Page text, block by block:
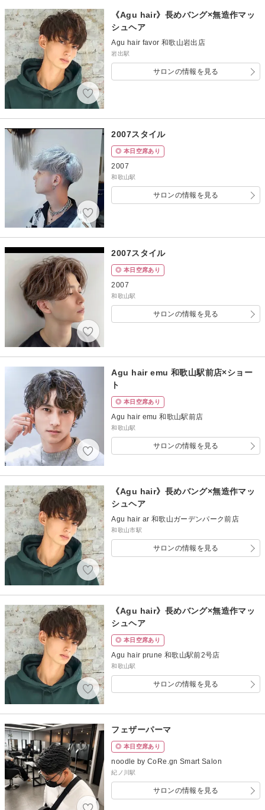
《Agu hair》長めバング×無造作マッ
シュヘア
Agu hair favor 和歌山岩出店
岩出駅
サロンの情報を見る
2007スタイル
◎ 本日空席あり
2007
和歌山駅
サロンの情報を見る
2007スタイル
◎ 本日空席あり
2007
和歌山駅
サロンの情報を見る
Agu hair emu 和歌山駅前店×ショー
ト
◎ 本日空席あり
Agu hair emu 和歌山駅前店
和歌山駅
サロンの情報を見る
《Agu hair》長めバング×無造作マッ
シュヘア
Agu hair ar 和歌山ガーデンパーク前店
和歌山市駅
サロンの情報を見る
《Agu hair》長めバング×無造作マッ
シュヘア
◎ 本日空席あり
Agu hair prune 和歌山駅前2号店
和歌山駅
サロンの情報を見る
フェザーパーマ
◎ 本日空席あり
noodle by CoRe.gn Smart Salon
紀ノ川駅
サロンの情報を見る